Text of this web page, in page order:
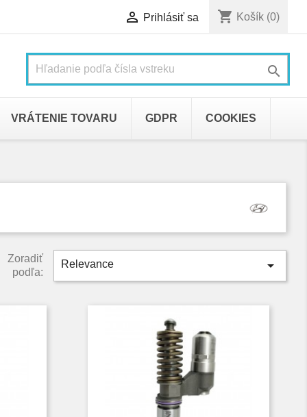
 Prihlásiť sa shopping_cart Košík (0)

VRÁTENIE TOVARU GDPR COOKIES
Zoradiť
podľa:
Relevance 